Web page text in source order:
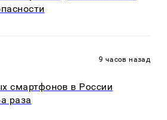
9 часов назад
смартфонов в России
раза